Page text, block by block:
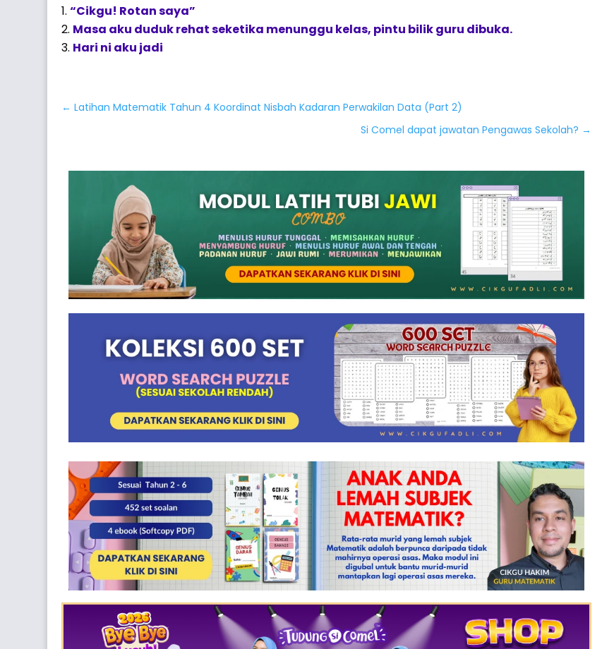
“Cikgu! Rotan saya”
Masa aku duduk rehat seketika menunggu kelas, pintu bilik guru dibuka.
Hari ni aku jadi
←Latihan Matematik Tahun 4 Koordinat Nisbah Kadaran Perwakilan Data (Part 2)
Si Comel dapat jawatan Pengawas Sekolah? →